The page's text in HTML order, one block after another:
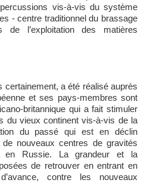
vis-à-vis du système
- centre traditionnel du brassage
de l’exploitation des matières
certainement, a été réalisé auprès
et ses pays-membres sont
britannique qui a fait stimuler
du vieux continent vis-à-vis de la
du passé qui est en déclin
de nouveaux centres de gravités
en Russie. La grandeur et la
de retrouver en entrant en
contre les nouveaux